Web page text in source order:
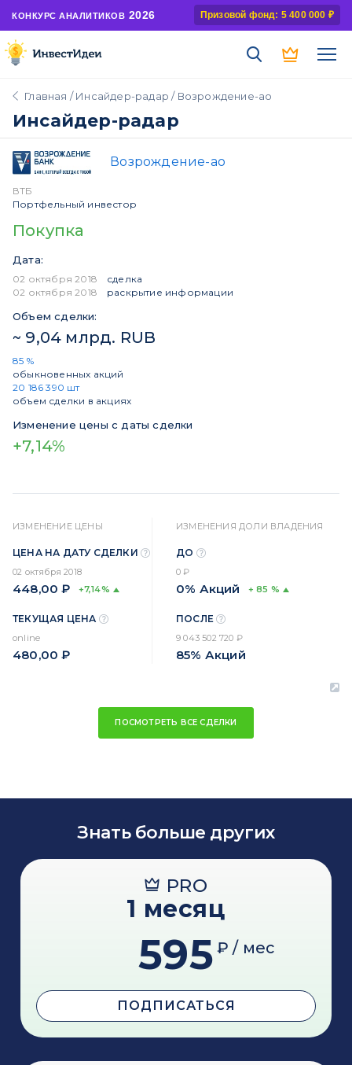
КОНКУРС АНАЛИТИКОВ 2026 Призовой фонд: 5 400 000 ₽
Главная /Инсайдер-радар / Возрождение-ао
Инсайдер-радар
Возрождение-ао
ВТБ
Портфельный инвестор
Покупка
Дата:
02 октября 2018
сделка
02 октября 2018
раскрытие информации
Объем сделки:
~ 9,04 млрд. RUB
85 %
обыкновенных акций
20 186 390 шт
объем сделки в акциях
Изменение цены с даты сделки
+7,14%
ИЗМЕНЕНИЕ ЦЕНЫ
ЦЕНА НА ДАТУ СДЕЛКИ
02 октября 2018
448,00 ₽ +7,14%
ТЕКУЩАЯ ЦЕНА
online
480,00 ₽
ИЗМЕНЕНИЯ ДОЛИ ВЛАДЕНИЯ
ДО
0 ₽
0% Акций + 85 %
ПОСЛЕ
9 043 502 720 ₽
85% Акций
ПОСМОТРЕТЬ ВСЕ СДЕЛКИ
Знать больше других
PRO
1 месяц
595 ₽ / мес
ПОДПИСАТЬСЯ